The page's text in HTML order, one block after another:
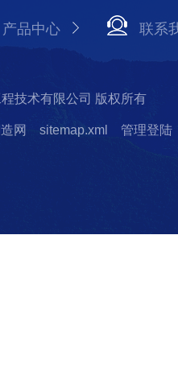
产品中心 联系
技术有限公司 版权所有
网 sitemap.xml 管理登陆